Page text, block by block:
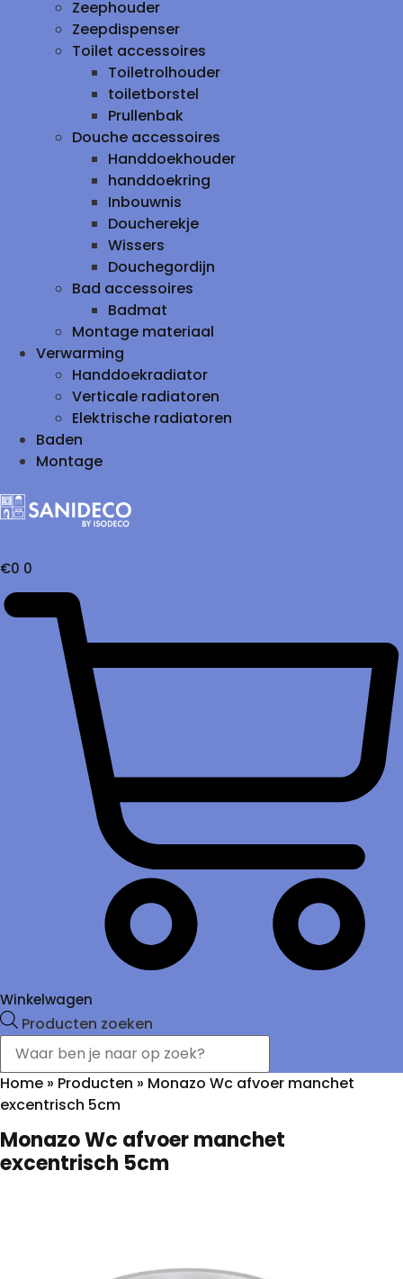
Zeephouder
Zeepdispenser
Toilet accessoires
Toiletrolhouder
toiletborstel
Prullenbak
Douche accessoires
Handdoekhouder
handdoekring
Inbouwnis
Doucherekje
Wissers
Douchegordijn
Bad accessoires
Badmat
Montage materiaal
Verwarming
Handdoekradiator
Verticale radiatoren
Elektrische radiatoren
Baden
Montage
€0 0
Winkelwagen
Producten zoeken
Home » Producten » Monazo Wc afvoer manchet
excentrisch 5cm
Monazo Wc afvoer manchet
excentrisch 5cm